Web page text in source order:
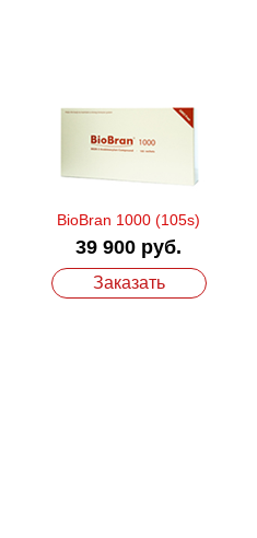
BioBran 1000 (105s)
39 900 руб.
Заказать